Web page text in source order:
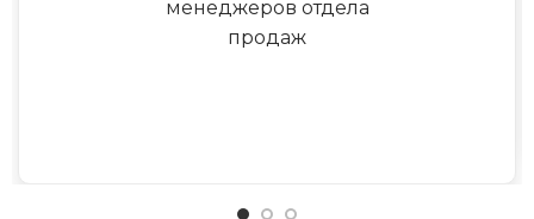
менеджеров отдела
продаж